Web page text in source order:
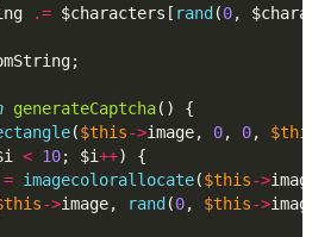
.= $characters[ rand(0,
generateCaptcha() {
($this->image, 0, 0,
< 10; $i++) {
= imagecolorallocate($this->
->image, rand(0, $this->